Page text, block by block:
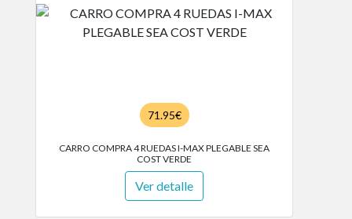
71.95€
CARRO COMPRA 4 RUEDAS I-MAX PLEGABLE SEA
COST VERDE
Ver detalle